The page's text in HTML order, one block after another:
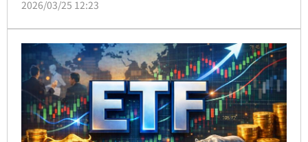
二戶貸款成數至六成，但因銀行估價轉趨保守，實質放
需主導，買氣明顯向雙北蛋黃區靠攏，整體房市進入
「價緩跌、量盤整」的區域分化期。(陳韋帆)
2026/03/25 12:23